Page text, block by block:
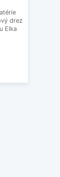
drez
Elka